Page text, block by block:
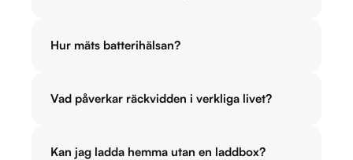
Hur mäts batterihälsan?
Vad påverkar räckvidden i verkliga livet?
Kan jag ladda hemma utan en laddbox?